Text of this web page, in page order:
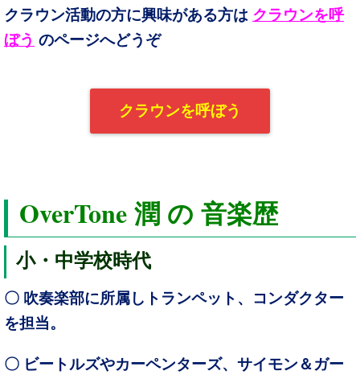
クラウン活動の方に興味がある方は クラウンを呼
ぼう のページへどうぞ
クラウンを呼ぼう
OverTone 潤 の 音楽歴
小・中学校時代
〇 吹奏楽部に所属しトランペット、コンダクター
を担当。
〇 ビートルズやカーペンターズ、サイモン＆ガー